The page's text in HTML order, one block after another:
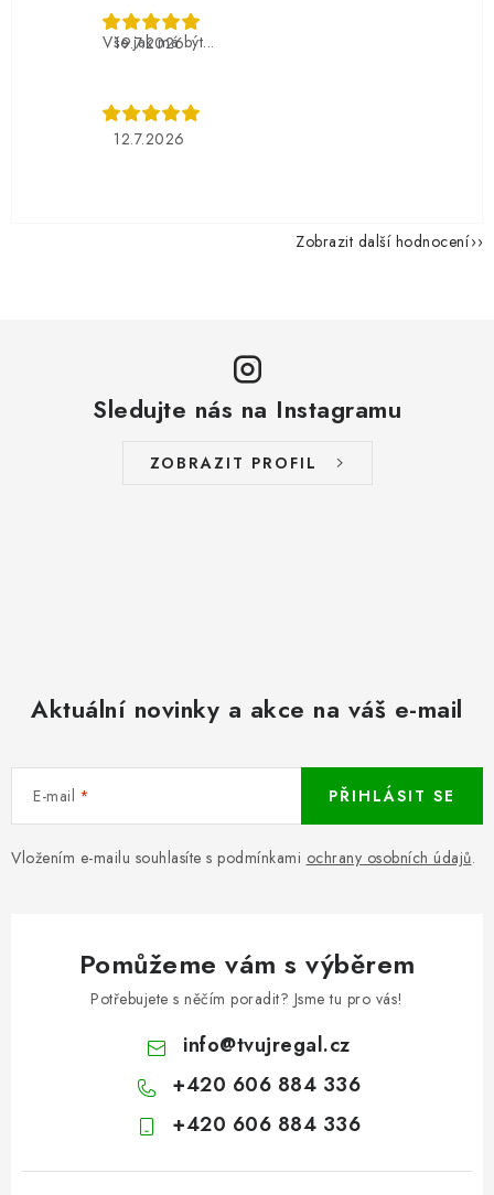
19.7.2026
Vše jak má být...
12.7.2026
Zobrazit další hodnocení
Sledujte nás na Instagramu
ZOBRAZIT PROFIL
Aktuální novinky a akce na váš e-mail
E-mail
Vložením e-mailu souhlasíte s podmínkami ochrany osobních údajů.
PŘIHLÁSIT SE
Pomůžeme vám s výběrem
Potřebujete s něčím poradit? Jsme tu pro vás!
info@tvujregal.cz
+420 606 884 336
+420 606 884 336